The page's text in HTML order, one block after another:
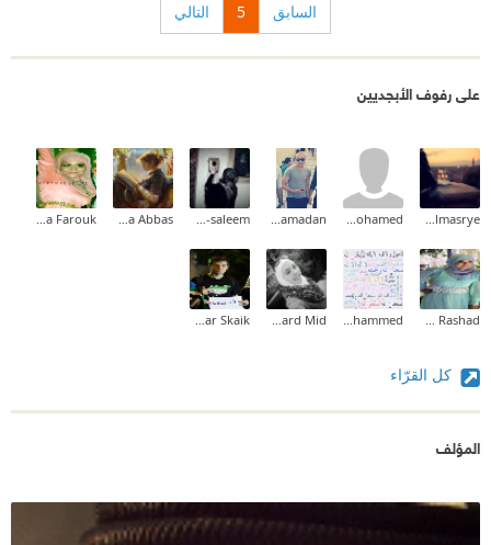
السابق 5 التالي
على رفوف الأبجديين
Samira Elmasrye
amr mohamed
Ahmed Ramadan
Hanan Abu-saleem
Marwa Abbas
Omnya Farouk
Asmaa Rashad
Sabah Mohammed
Reward Mid
Ayman Anwar Skaik
كل القرّاء
المؤلف